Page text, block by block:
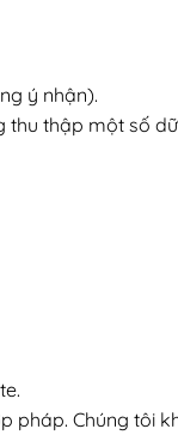
ý nhận).
thập một số
Chúng tôi